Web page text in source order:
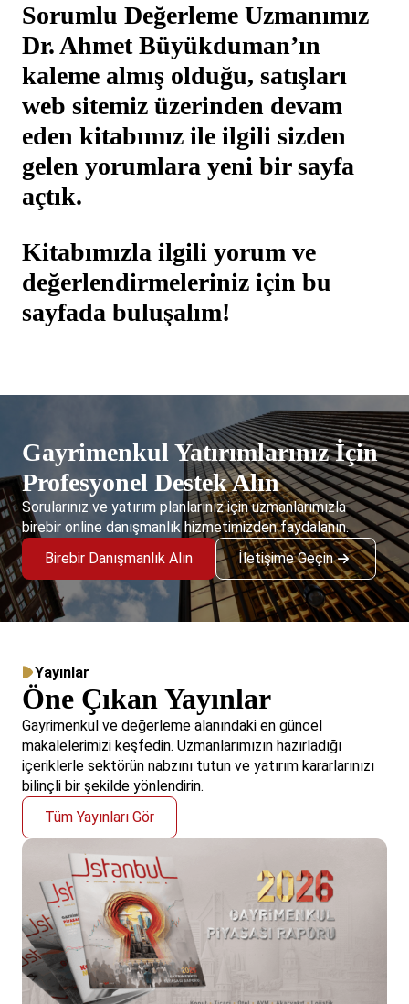
Sorumlu Değerleme Uzmanımız
Dr. Ahmet Büyükduman’ın
kaleme almış olduğu, satışları
web sitemiz üzerinden devam
eden kitabımız ile ilgili sizden
gelen yorumlara yeni bir sayfa
açtık.
Kitabımızla ilgili yorum ve
değerlendirmeleriniz için bu
sayfada buluşalım!
Gayrimenkul Yatırımlarınız İçin
Profesyonel Destek Alın
Sorularınız ve yatırım planlarınız için uzmanlarımızla
birebir online danışmanlık hizmetimizden faydalanın.
Birebir Danışmanlık Alın
İletişime Geçin
Yayınlar
Öne Çıkan Yayınlar
Gayrimenkul ve değerleme alanındaki en güncel
makalelerimizi keşfedin. Uzmanlarımızın hazırladığı
içeriklerle sektörün nabzını tutun ve yatırım kararlarınızı
bilinçli bir şekilde yönlendirin.
Tüm Yayınları Gör